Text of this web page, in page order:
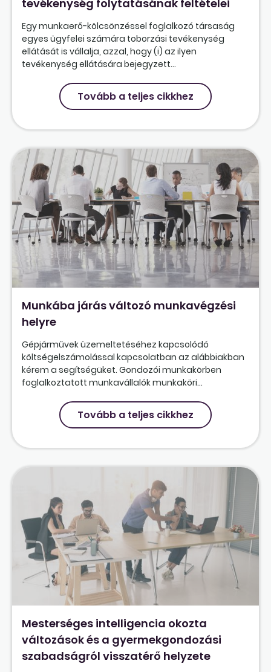
tevékenység folytatásának feltételei
Egy munkaerő-kölcsönzéssel foglalkozó társaság
egyes ügyfelei számára toborzási tevékenység
ellátását is vállalja, azzal, hogy (i) az ilyen
tevékenység ellátására bejegyzett...
Tovább a teljes cikkhez
Munkába járás változó munkavégzési
helyre
Gépjárművek üzemeltetéséhez kapcsolódó
költségelszámolással kapcsolatban az alábbiakban
kérem a segítségüket. Gondozói munkakörben
foglalkoztatott munkavállalók munkaköri...
Tovább a teljes cikkhez
Mesterséges intelligencia okozta
változások és a gyermekgondozási
szabadságról visszatérő helyzete